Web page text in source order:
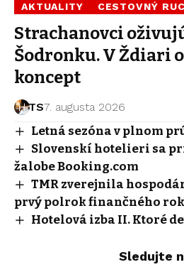
AKTUALITY CESTOVNÝ
Strachanovci
Šodronku. V Ždiari
koncept
TS7. augusta 2026
Letná sezóna v plnom
Slovenskí hotelieri sa
žalobe Booking.com
TMR zverejnila
prvý polrok finančného
Hotelová izba II. Ktoré
Sledujte